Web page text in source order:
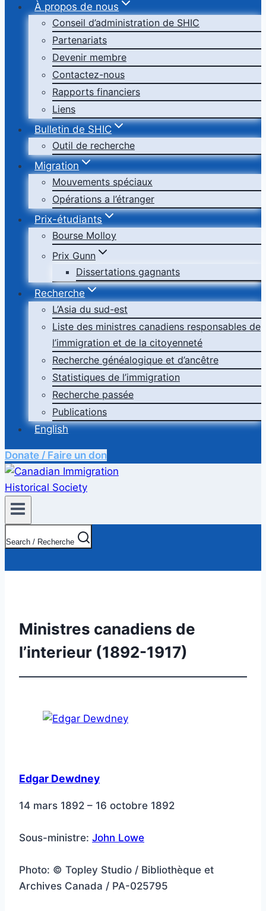
À propos de nous
Conseil d’administration de SHIC
Partenariats
Devenir membre
Contactez-nous
Rapports financiers
Liens
Bulletin de SHIC
Outil de recherche
Migration
Mouvements spéciaux
Opérations a l’étranger
Prix-étudiants
Bourse Molloy
Prix Gunn
Dissertations gagnants
Recherche
L’Asia du sud-est
Liste des ministres canadiens responsables de
l’immigration et de la citoyenneté
Recherche généalogique et d’ancêtre
Statistiques de l’immigration
Recherche passée
Publications
English
Donate / Faire un don
Search / Recherche
Ministres canadiens de
l’interieur (1892-1917)
Edgar Dewdney
14 mars 1892 – 16 octobre 1892
Sous-ministre: John Lowe
Photo: © Topley Studio / Bibliothèque et
Archives Canada / PA-025795